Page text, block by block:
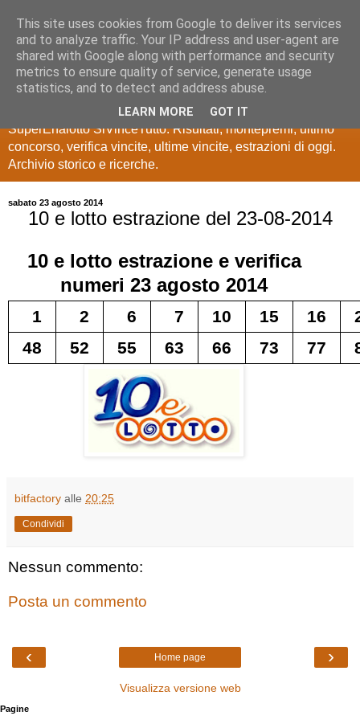
Estrazioni Lotto
SuperEnalotto
Ultime estrazioni di Lotto, SuperEnalotto, 10 e lotto,
SuperEnalotto SiVinceTutto. Risultati, montepremi, ultimo
concorso, verifica vincite, ultime vincite, estrazioni di oggi.
Archivio storico e ricerche.
sabato 23 agosto 2014
10 e lotto estrazione del 23-08-2014
10 e lotto estrazione e verifica
numeri 23 agosto 2014
1 2 6 7 10 15 16
48
52 55 63 66 73 77
bitfactory alle 20:25
Condividi
Nessun commento:
Posta un commento
‹ ›
Home page
Visualizza versione web
Pagine
This site uses cookies from Google to deliver its services
and to analyze traffic. Your IP address and user-agent are
shared with Google along with performance and security
metrics to ensure quality of service, generate usage
statistics, and to detect and address abuse.
LEARN MORE GOT IT